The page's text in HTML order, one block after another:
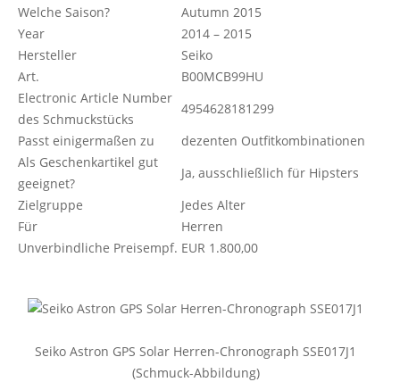
Welche Saison?
Autumn 2015
Year
2014 – 2015
Hersteller
Seiko
Art.
B00MCB99HU
Electronic Article Number
des Schmuckstücks
4954628181299
Passt einigermaßen zu
dezenten Outfitkombinationen
Als Geschenkartikel gut
geeignet?
Ja, ausschließlich für Hipsters
Zielgruppe
Jedes Alter
Für
Herren
Unverbindliche Preisempf. EUR 1.800,00
Seiko Astron GPS Solar Herren-Chronograph SSE017J1
(Schmuck-Abbildung)